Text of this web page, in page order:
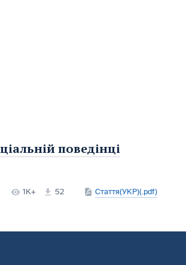
поведінці
1K+ 52 Стаття(УКР)(.pdf)